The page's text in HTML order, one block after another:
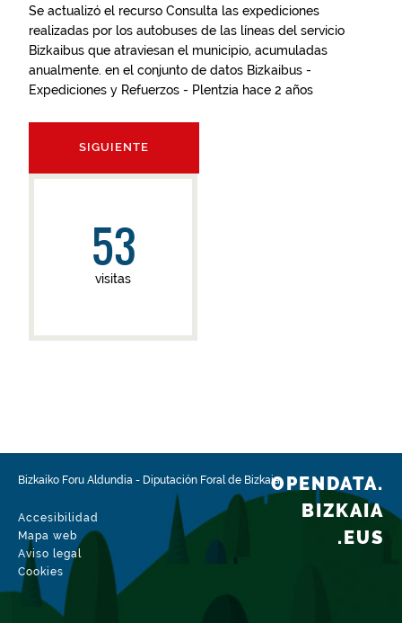
Se actualizó el recurso Consulta las expediciones
realizadas por los autobuses de las líneas del servicio
Bizkaibus que atraviesan el municipio, acumuladas
anualmente. en el conjunto de datos Bizkaibus -
Expediciones y Refuerzos - Plentzia hace 2 años
SIGUIENTE
53
visitas
Bizkaiko Foru Aldundia - Diputación Foral de Bizkaia
Accesibilidad
Mapa web
Aviso legal
Cookies
OPENDATA.
BIZKAIA
.EUS